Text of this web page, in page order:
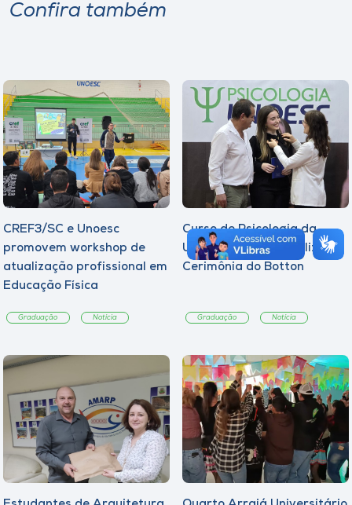
Confira também
CREF3/SC e Unoesc
promovem workshop de
atualização profissional em
Educação Física
Graduação Notícia
Curso de Psicologia da
Unoesc Joaçaba realiza 2ª
Cerimônia do Botton
Graduação Notícia